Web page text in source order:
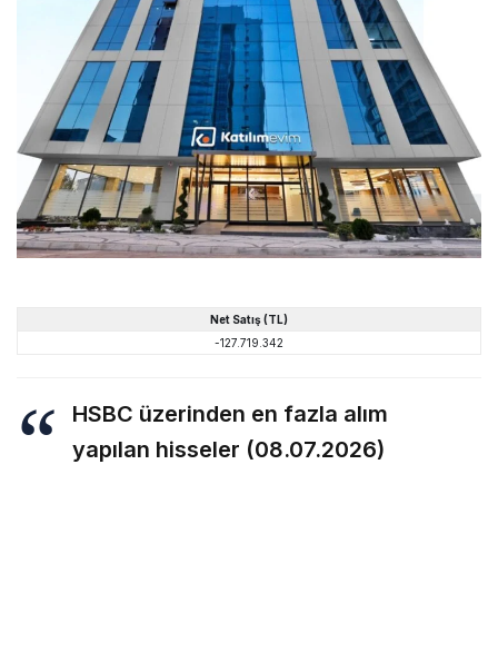
Net Satış(TL)
-127.719.342
HSBC üzerinden en fazla alım
yapılan hisseler (08.07.2026)